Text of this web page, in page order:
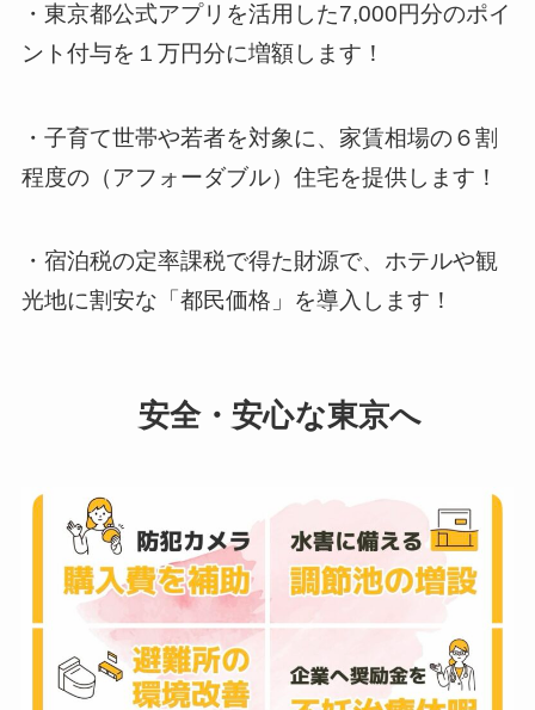
・東京都公式アプリを活用した7,000円分のポイ
ント付与を１万円分に増額します！
・子育て世帯や若者を対象に、家賃相場の６割
程度の（アフォーダブル）住宅を提供します！
・宿泊税の定率課税で得た財源で、ホテルや観
光地に割安な「都民価格」を導入します！
安全・安心な東京へ